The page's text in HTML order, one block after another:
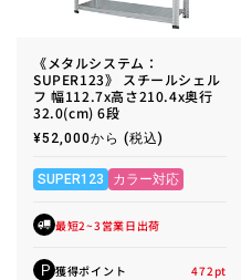
《メタルシステム：
SUPER123》 スチールシェル
フ 幅112.7x高さ210.4x奥行
32.0(cm) 6段
通
価
格
¥52,000から (税込)
SUPER123 カラー対応
最短2~3営業日出荷
P 獲得ポイント 472pt